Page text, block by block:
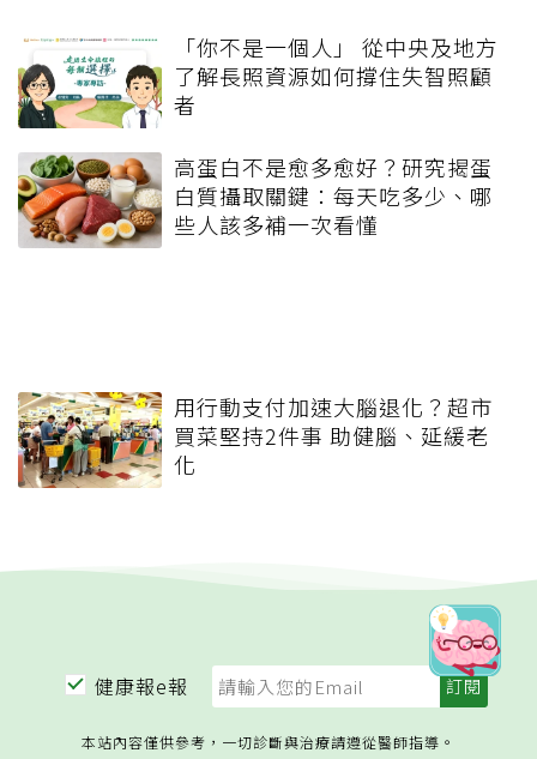
「你不是一個人」 從中央及地方
了解長照資源如何撐住失智照顧
者
高蛋白不是愈多愈好？研究揭蛋
白質攝取關鍵：每天吃多少、哪
些人該多補一次看懂
用行動支付加速大腦退化？超市
買菜堅持2件事 助健腦、延緩老
化
健康報e報
本站內容僅供參考，一切診斷與治療請遵從醫師指導。